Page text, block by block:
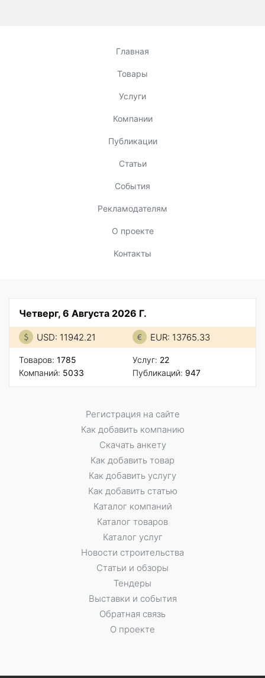
Главная
Товары
Услуги
Компании
Публикации
Статьи
События
Рекламодателям
О проекте
Контакты
Четверг, 6 Августа 2026 Г.
USD: 11942.21 EUR: 13765.33
Товаров: 1785
Компаний: 5033
Услуг: 22
Публикаций: 947
Регистрация на сайте
Как добавить компанию
Скачать анкету
Как добавить товар
Как добавить услугу
Как добавить статью
Каталог компаний
Каталог товаров
Каталог услуг
Новости строительства
Статьи и обзоры
Тендеры
Выставки и события
Обратная связь
О проекте